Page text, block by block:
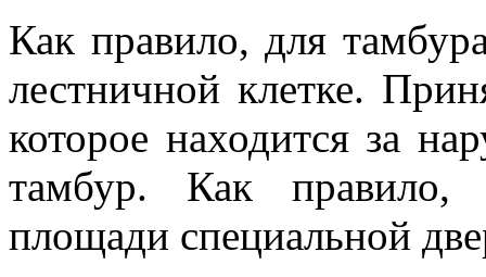
Как правило, для
лестничной клетке.
которое находится за
тамбур. Как правило,
площади специальной